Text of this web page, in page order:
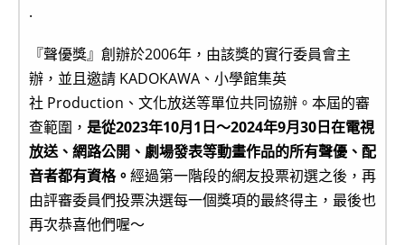
.
『聲優獎』創辦於2006年，由該獎的實行委員會主
辦，並且邀請 KADOKAWA、小學館集英
社 Production、文化放送等單位共同協辦。本屆的審
查範圍， 是從2023年10月1日～2024年9月30日在電視
放送、網路公開、劇場發表等動畫作品的所有聲優、配
音者都有資格。 經過第一階段的網友投票初選之後，再
由評審委員們投票決選每一個獎項的最終得主，最後也
再次恭喜他們喔～